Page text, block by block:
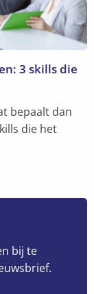
3 skills die
bepaalt dan
die het
bij te